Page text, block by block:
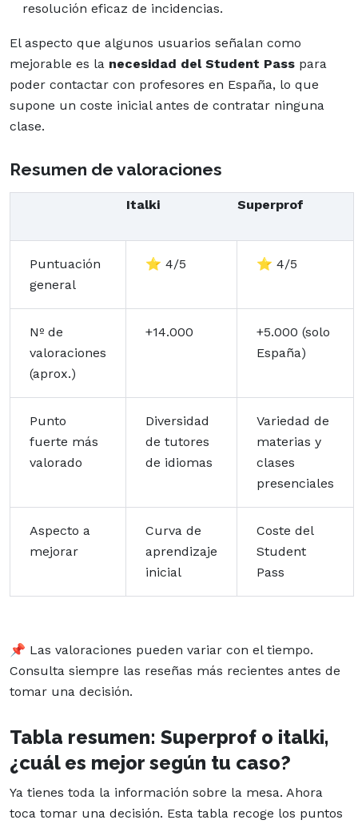
resolución eficaz de incidencias.
El aspecto que algunos usuarios señalan como
mejorable es la necesidad del Student Pass para
poder contactar con profesores en España, lo que
supone un coste inicial antes de contratar ninguna
clase.
Resumen de valoraciones
Italki Superprof
Puntuación
general
⭐ 4/5 ⭐ 4/5
Nº de
valoraciones
(aprox.)
+14.000
+5.000 (solo
España)
Punto
fuerte más
valorado
Diversidad
de tutores
de idiomas
Variedad de
materias y
clases
presenciales
Aspecto a
mejorar
Curva de
aprendizaje
inicial
Coste del
Student
Pass
📌 Las valoraciones pueden variar con el tiempo.
Consulta siempre las reseñas más recientes antes de
tomar una decisión.
Tabla resumen: Superprof o italki,
¿cuál es mejor según tu caso?
Ya tienes toda la información sobre la mesa. Ahora
toca tomar una decisión. Esta tabla recoge los puntos